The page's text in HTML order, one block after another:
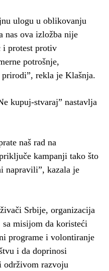
ulogu u oblikovanju
nas ova izložba nije
i protest protiv
potrošnje,
prirodi”, rekla je Klašnja.
kupuj-stvaraj” nastavlja
naš rad na
kampanji tako što
napravili”, kazala je
Srbije, organizacija
misijom da koristeći
programe i volontiranje
i da doprinosi
održivom razvoju